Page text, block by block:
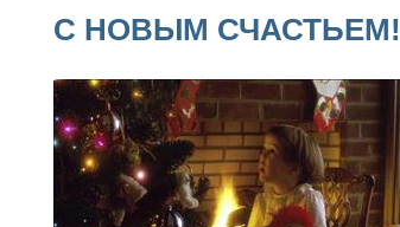
С НОВЫМ СЧАСТЬЕМ!